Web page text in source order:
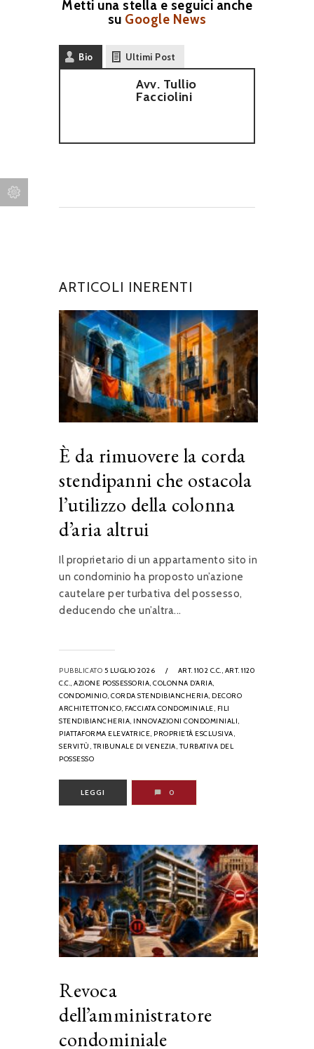
Metti una stella e seguici anche
su Google News
Bio Ultimi Post
Avv. Tullio
Facciolini
ARTICOLI INERENTI
È da rimuovere la corda
stendipanni che ostacola
l’utilizzo della colonna
d’aria altrui
Il proprietario di un appartamento sito in
un condominio ha proposto un’azione
cautelare per turbativa del possesso,
deducendo che un’altra...
PUBBLICATO 5 LUGLIO 2026 / ART. 1102 C.C., ART. 1120
C.C., AZIONE POSSESSORIA, COLONNA D’ARIA,
CONDOMINIO, CORDA STENDIBIANCHERIA, DECORO
ARCHITETTONICO, FACCIATA CONDOMINIALE, FILI
STENDIBIANCHERIA, INNOVAZIONI CONDOMINIALI,
PIATTAFORMA ELEVATRICE, PROPRIETÀ ESCLUSIVA,
SERVITÙ, TRIBUNALE DI VENEZIA, TURBATIVA DEL
POSSESSO
LEGGI 0
Revoca
dell’amministratore
condominiale